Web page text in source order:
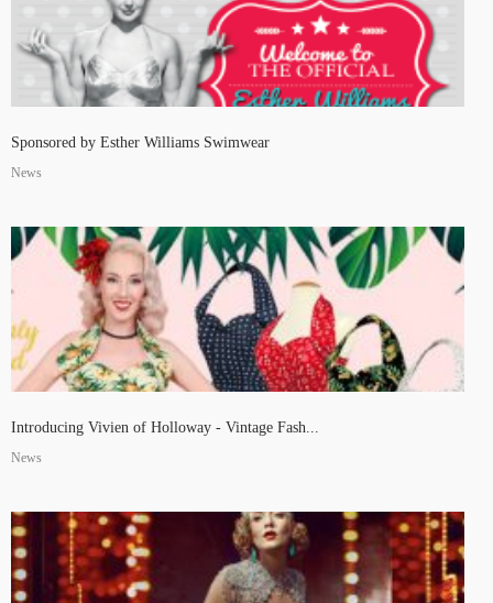
Sponsored by Esther Williams Swimwear
News
Introducing Vivien of Holloway - Vintage Fash...
News